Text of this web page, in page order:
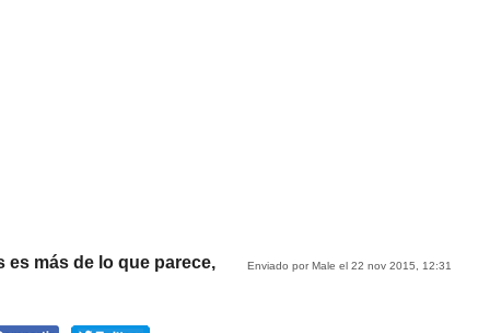
Enviado por Male el 22 nov 2015, 12:31
es más de lo que parece,